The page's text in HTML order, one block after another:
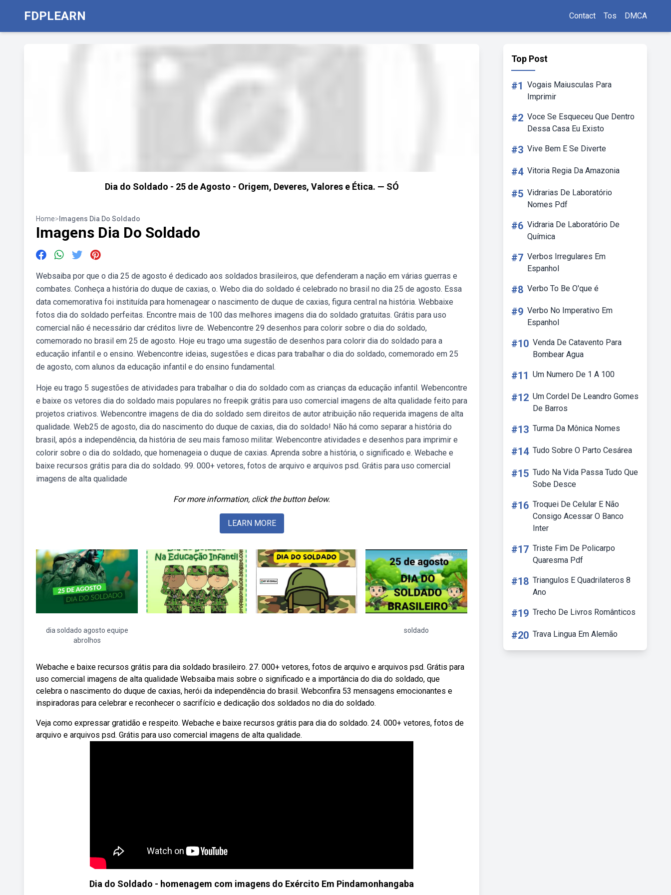
FDPLEARN Contact Tos DMCA
Dia do Soldado - 25 de Agosto - Origem, Deveres, Valores e Ética. — SÓ
Home> Imagens Dia Do Soldado
Imagens Dia Do Soldado
Websaiba por que o dia 25 de agosto é dedicado aos soldados brasileiros, que defenderam a nação em várias guerras e
combates. Conheça a história do duque de caxias, o. Webo dia do soldado é celebrado no brasil no dia 25 de agosto. Essa
data comemorativa foi instituída para homenagear o nascimento de duque de caxias, figura central na história. Webbaixe
fotos dia do soldado perfeitas. Encontre mais de 100 das melhores imagens dia do soldado gratuitas. Grátis para uso
comercial não é necessário dar créditos livre de. Webencontre 29 desenhos para colorir sobre o dia do soldado,
comemorado no brasil em 25 de agosto. Hoje eu trago uma sugestão de desenhos para colorir dia do soldado para a
educação infantil e o ensino. Webencontre ideias, sugestões e dicas para trabalhar o dia do soldado, comemorado em 25
de agosto, com alunos da educação infantil e do ensino fundamental.
Hoje eu trago 5 sugestões de atividades para trabalhar o dia do soldado com as crianças da educação infantil. Webencontre
e baixe os vetores dia do soldado mais populares no freepik grátis para uso comercial imagens de alta qualidade feito para
projetos criativos. Webencontre imagens de dia do soldado sem direitos de autor atribuição não requerida imagens de alta
qualidade. Web25 de agosto, dia do nascimento do duque de caxias, dia do soldado! Não há como separar a história do
brasil, após a independência, da história de seu mais famoso militar. Webencontre atividades e desenhos para imprimir e
colorir sobre o dia do soldado, que homenageia o duque de caxias. Aprenda sobre a história, o significado e. Webache e
baixe recursos grátis para dia do soldado. 99. 000+ vetores, fotos de arquivo e arquivos psd. Grátis para uso comercial
imagens de alta qualidade
For more information, click the button below.
LEARN MORE
dia soldado agosto equipe
abrolhos
soldado
Webache e baixe recursos grátis para dia soldado brasileiro. 27. 000+ vetores, fotos de arquivo e arquivos psd. Grátis para
uso comercial imagens de alta qualidade Websaiba mais sobre o significado e a importância do dia do soldado, que
celebra o nascimento do duque de caxias, herói da independência do brasil. Webconfira 53 mensagens emocionantes e
inspiradoras para celebrar e reconhecer o sacrifício e dedicação dos soldados no dia do soldado.
Veja como expressar gratidão e respeito. Webache e baixe recursos grátis para dia do soldado. 24. 000+ vetores, fotos de
arquivo e arquivos psd. Grátis para uso comercial imagens de alta qualidade.
Dia do Soldado - homenagem com imagens do Exército Em Pindamonhangaba
Top Post
#1 Vogais Maiusculas Para
Imprimir
#2 Voce Se Esqueceu Que Dentro
Dessa Casa Eu Existo
#3 Vive Bem E Se Diverte
#4 Vitoria Regia Da Amazonia
#5 Vidrarias De Laboratório
Nomes Pdf
#6 Vidraria De Laboratório De
Química
#7 Verbos Irregulares Em
Espanhol
#8 Verbo To Be O'que é
#9 Verbo No Imperativo Em
Espanhol
#10 Venda De Catavento Para
Bombear Agua
#11 Um Numero De 1 A 100
#12 Um Cordel De Leandro Gomes
De Barros
#13 Turma Da Mônica Nomes
#14 Tudo Sobre O Parto Cesárea
#15 Tudo Na Vida Passa Tudo Que
Sobe Desce
#16 Troquei De Celular E Não
Consigo Acessar O Banco
Inter
#17 Triste Fim De Policarpo
Quaresma Pdf
#18 Triangulos E Quadrilateros 8
Ano
#19 Trecho De Livros Românticos
#20 Trava Lingua Em Alemão